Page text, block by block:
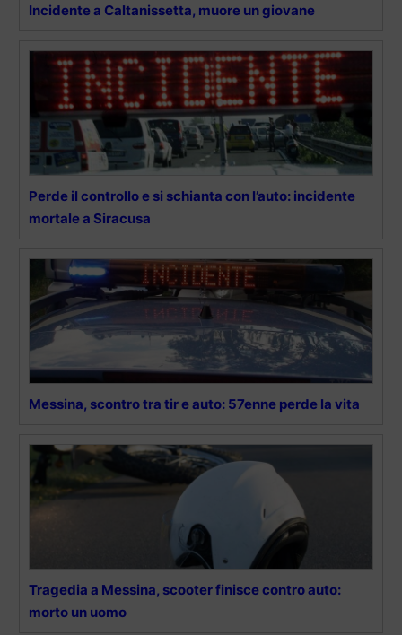
Incidente a Caltanissetta, muore un giovane
Perde il controllo e si schianta con l’auto: incidente
mortale a Siracusa
Messina, scontro tra tir e auto: 57enne perde la vita
Tragedia a Messina, scooter finisce contro auto:
morto un uomo